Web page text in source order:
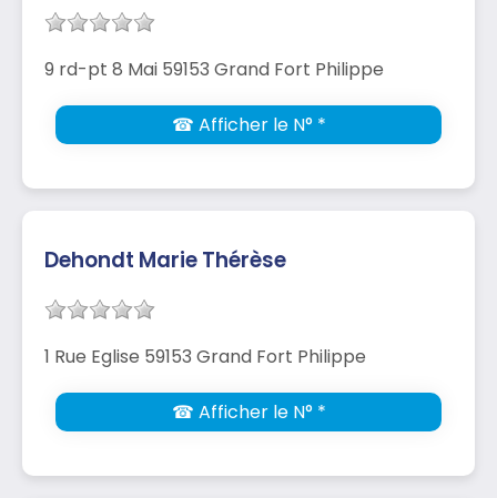
9 rd-pt 8 Mai 59153 Grand Fort Philippe
☎ Afficher le N° *
Dehondt Marie Thérèse
1 Rue Eglise 59153 Grand Fort Philippe
☎ Afficher le N° *